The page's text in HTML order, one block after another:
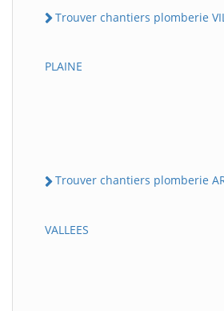
Trouver chantiers plomberie
PLAINE
Trouver chantiers plomberie
VALLEES